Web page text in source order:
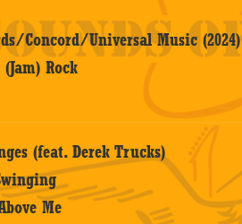
Concord/Universal Music (2024)
Rock
(feat. Derek Trucks)
Me